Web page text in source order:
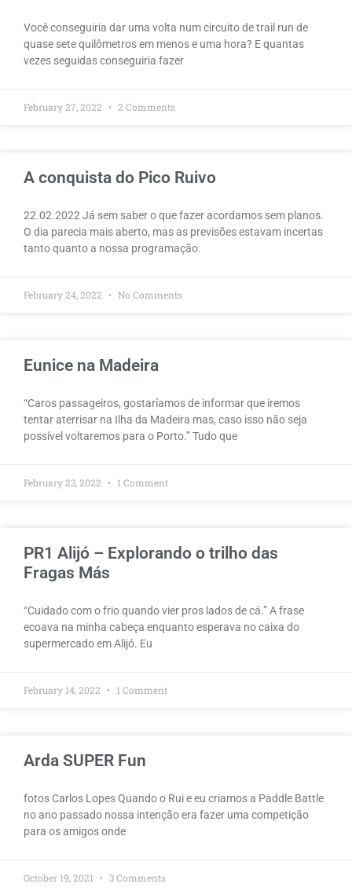
Você conseguiria dar uma volta num circuito de trail run de
quase sete quilômetros em menos e uma hora? E quantas
vezes seguidas conseguiria fazer
February 27, 2022 2 Comments
A conquista do Pico Ruivo
22.02.2022 Já sem saber o que fazer acordamos sem planos.
O dia parecia mais aberto, mas as previsões estavam incertas
tanto quanto a nossa programação.
February 24, 2022 No Comments
Eunice na Madeira
“Caros passageiros, gostaríamos de informar que iremos
tentar aterrisar na Ilha da Madeira mas, caso isso não seja
possível voltaremos para o Porto.” Tudo que
February 23, 2022 1 Comment
PR1 Alijó – Explorando o trilho das
Fragas Más
“Cuidado com o frio quando vier pros lados de cá.” A frase
ecoava na minha cabeça enquanto esperava no caixa do
supermercado em Alijó. Eu
February 14, 2022 1 Comment
Arda SUPER Fun
fotos Carlos Lopes Quando o Rui e eu criamos a Paddle Battle
no ano passado nossa intenção era fazer uma competição
para os amigos onde
October 19, 2021 3 Comments